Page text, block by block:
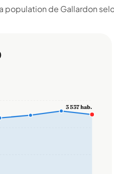
de Gallardon
3 537 hab.